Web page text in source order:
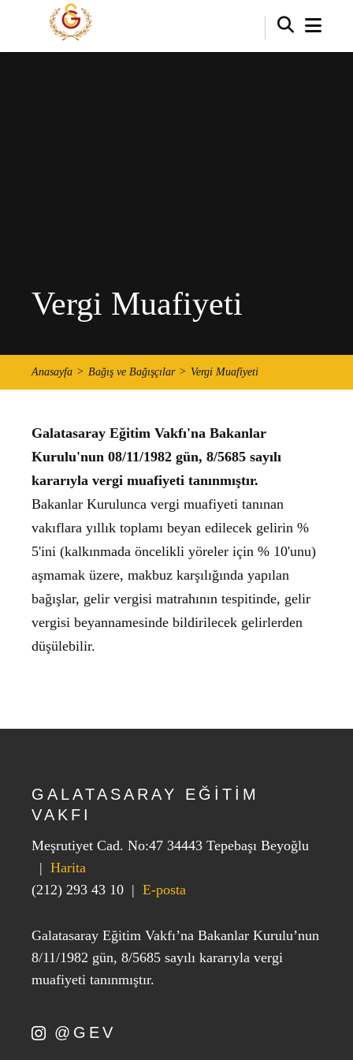
Vergi Muafiyeti
Anasayfa Bağış ve Bağışçılar Vergi Muafiyeti
Galatasaray Eğitim Vakfı'na Bakanlar
Kurulu'nun 08/11/1982 gün, 8/5685 sayılı
kararıyla vergi muafiyeti tanınmıştır.
Bakanlar Kurulunca vergi muafiyeti tanınan
vakıflara yıllık toplamı beyan edilecek gelirin %
5'ini (kalkınmada öncelikli yöreler için % 10'unu)
aşmamak üzere, makbuz karşılığında yapılan
bağışlar, gelir vergisi matrahının tespitinde, gelir
vergisi beyannamesinde bildirilecek gelirlerden
düşülebilir.
GALATASARAY EĞİTİM
VAKFI
Meşrutiyet Cad. No:47 34443 Tepebaşı Beyoğlu
| Harita
(212) 293 43 10 | E-posta
Galatasaray Eğitim Vakfı’na Bakanlar Kurulu’nun
8/11/1982 gün, 8/5685 sayılı kararıyla vergi
muafiyeti tanınmıştır.
@GEV